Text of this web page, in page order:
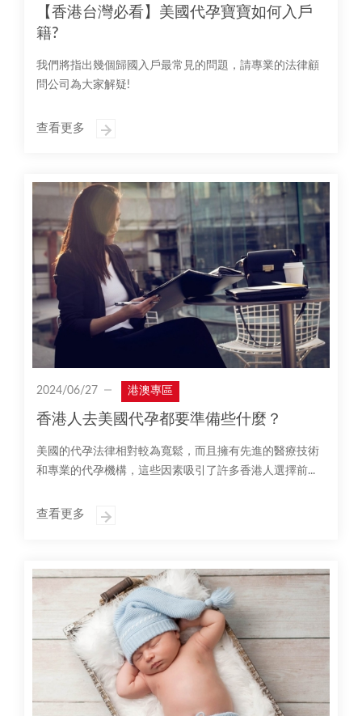
【香港台灣必看】美國代孕寶寶如何入戶
籍?
我們將指出幾個歸國入戶最常見的問題，請專業的法律顧
問公司為大家解疑!
查看更多
2024/06/27 港澳專區
香港人去美國代孕都要準備些什麼？
美國的代孕法律相對較為寬鬆，而且擁有先進的醫療技術
和專業的代孕機構，這些因素吸引了許多香港人選擇前...
查看更多